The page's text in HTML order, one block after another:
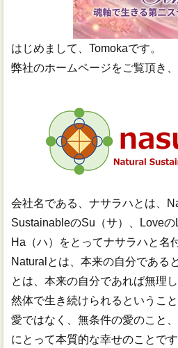
はじめまして、Tomokaです。
弊社のホームページをご覧頂き
会社名である、ナサラハとは、
SustainableのSu（サ）、Love
Ha（ハ）をとってナサラハと名
Naturalとは、本来の自分である
とは、本来の自分であれば無理
然体で生き続けられるというこ
愛ではなく、無条件の愛のこと
にとって本質的な幸せのことです